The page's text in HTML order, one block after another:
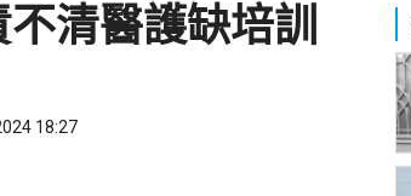
不清醫護缺培訓
18:27